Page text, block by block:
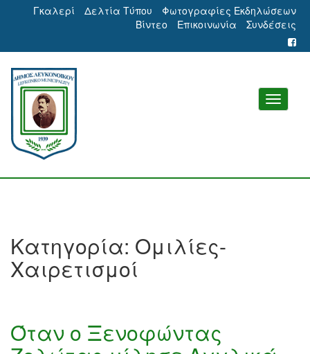
Γκαλερί Δελτία Τύπου
Φωτογραφίες Εκδηλώσεων
Βίντεο
Επικοινωνία Συνδέσεις
Κατηγορία: Ομιλίες-
Χαιρετισμοί
Όταν ο Ξενοφώντας